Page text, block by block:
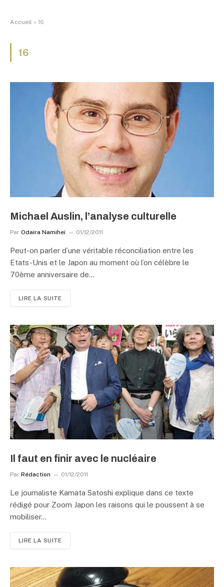
Accueil » 16
16
Michael Auslin, l’analyse culturelle
Par Odaira Namihei 01/12/2011
Peut-on parler d’une véritable réconciliation entre les
Etats-Unis et le Japon au moment où l’on célèbre le
70ème anniversaire de…
LIRE LA SUITE
Il faut en finir avec le nucléaire
Par Rédaction 01/12/2011
Le journaliste Kamata Satoshi explique dans ce texte
rédigé pour Zoom Japon les raisons qui le poussent à se
mobiliser…
LIRE LA SUITE